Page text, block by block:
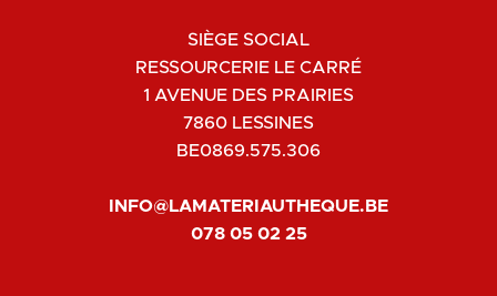
SIÈGE SOCIAL
RESSOURCERIE LE CARRÉ
1 AVENUE DES PRAIRIES
7860 LESSINES
BE0869.575.306
INFO@LAMATERIAUTHEQUE.BE
078 05 02 25